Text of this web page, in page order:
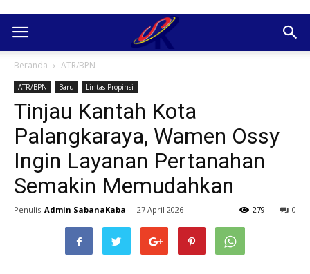
Beranda ATR/BPN
ATR/BPN Baru Lintas Propinsi
Tinjau Kantah Kota
Palangkaraya, Wamen Ossy
Ingin Layanan Pertanahan
Semakin Memudahkan
Penulis Admin SabanaKaba - 27 April 2026 0
279